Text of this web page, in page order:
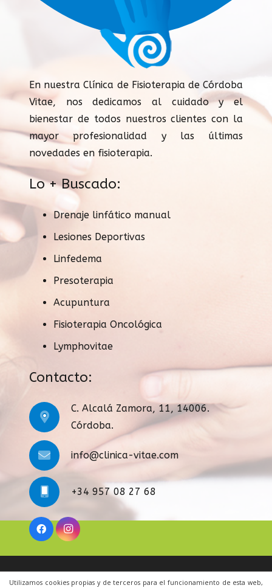
Utilizamos cookies propias y de terceros para el funcionamiento de esta web,
En nuestra Clínica de Fisioterapia de Córdoba
Vitae, nos dedicamos al cuidado y el
bienestar de todos nuestros clientes con la
mayor profesionalidad y las últimas
novedades en fisioterapia.
Lo + Buscado:
Drenaje linfático manual
Lesiones Deportivas
Linfedema
Presoterapia
Acupuntura
Fisioterapia Oncológica
Lymphovitae
Contacto:
C. Alcalá Zamora, 11, 14006.
Córdoba.
info@clinica-vitae.com
+34 957 08 27 68
Legal | Condiciones Generales | Cookies|Contacto